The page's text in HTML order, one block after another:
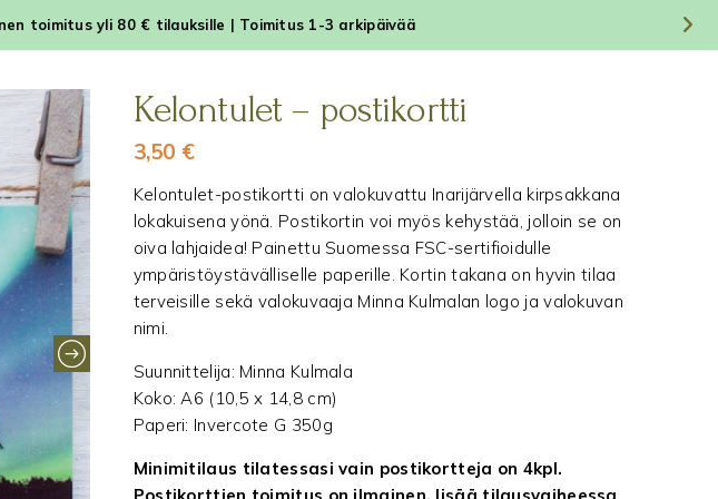
toimitus yli 80 € tilauksille | Toimitus 1-3 arkipäivää
Kelontulet – postikortti
3,50 €
Kelontulet-postikortti on valokuvattu Inarijärvella kirpsakkana
lokakuisena yönä. Postikortin voi myös kehystää, jolloin se on
oiva lahjaidea! Painettu Suomessa FSC-sertifioidulle
ympäristöystävälliselle paperille. Kortin takana on hyvin tilaa
terveisille sekä valokuvaaja Minna Kulmalan logo ja valokuvan
nimi.
Suunnittelija: Minna Kulmala
Koko: A6 (10,5 x 14,8 cm)
Paperi: Invercote G 350g
Minimitilaus tilatessasi vain postikortteja on 4kpl.
Postikorttien toimitus on ilmainen, lisää tilausvaiheessa